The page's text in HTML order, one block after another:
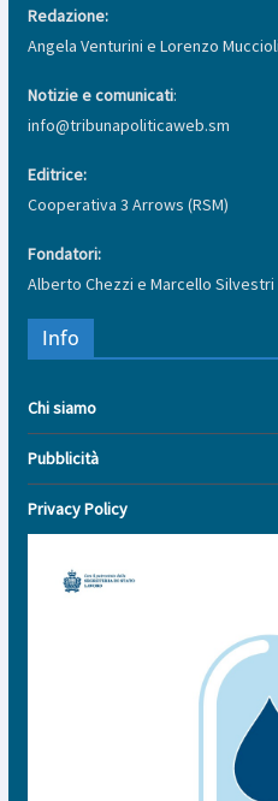
Redazione:
Angela Venturini e Lorenzo Muccioli
Notizie e comunicati:
info@tribunapoliticaweb.sm
Editrice:
Cooperativa 3 Arrows (RSM)
Fondatori:
Alberto Chezzi e Marcello Silvestri
Info
Chi siamo
Pubblicità
Privacy Policy